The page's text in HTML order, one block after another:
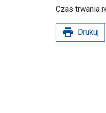
Czas trwania
print Drukuj